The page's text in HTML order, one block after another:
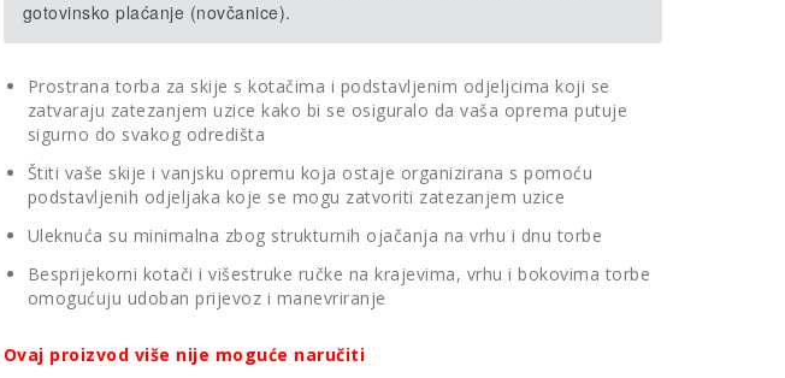
gotovinsko plaćanje (novčanice).
Prostrana torba za skije s kotačima i podstavljenim odjeljcima koji se
zatvaraju zatezanjem uzice kako bi se osiguralo da vaša oprema putuje
sigurno do svakog odredišta
Štiti vaše skije i vanjsku opremu koja ostaje organizirana s pomoću
podstavljenih odjeljaka koje se mogu zatvoriti zatezanjem uzice
Uleknuća su minimalna zbog strukturnih ojačanja na vrhu i dnu torbe
Besprijekorni kotači i višestruke ručke na krajevima, vrhu i bokovima torbe
omogućuju udoban prijevoz i manevriranje
Ovaj proizvod više nije moguće naručiti